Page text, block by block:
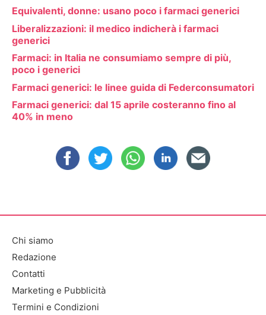
Equivalenti, donne: usano poco i farmaci generici
Liberalizzazioni: il medico indicherà i farmaci
generici
Farmaci: in Italia ne consumiamo sempre di più,
poco i generici
Farmaci generici: le linee guida di Federconsumatori
Farmaci generici: dal 15 aprile costeranno fino al
40% in meno
Chi siamo
Redazione
Contatti
Marketing e Pubblicità
Termini e Condizioni